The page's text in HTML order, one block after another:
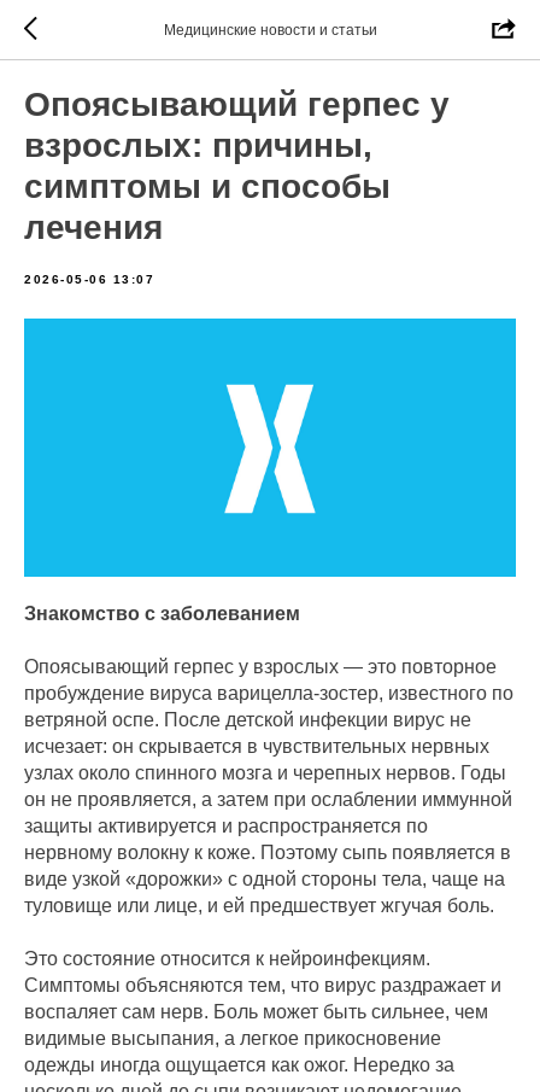
Медицинские новости и статьи
Опоясывающий герпес у
взрослых: причины,
симптомы и способы
лечения
2026-05-06 13:07
Знакомство с заболеванием
Опоясывающий герпес у взрослых — это повторное
пробуждение вируса варицелла‑зостер, известного по
ветряной оспе. После детской инфекции вирус не
исчезает: он скрывается в чувствительных нервных
узлах около спинного мозга и черепных нервов. Годы
он не проявляется, а затем при ослаблении иммунной
защиты активируется и распространяется по
нервному волокну к коже. Поэтому сыпь появляется в
виде узкой «дорожки» с одной стороны тела, чаще на
туловище или лице, и ей предшествует жгучая боль.
Это состояние относится к нейроинфекциям.
Симптомы объясняются тем, что вирус раздражает и
воспаляет сам нерв. Боль может быть сильнее, чем
видимые высыпания, а легкое прикосновение
одежды иногда ощущается как ожог. Нередко за